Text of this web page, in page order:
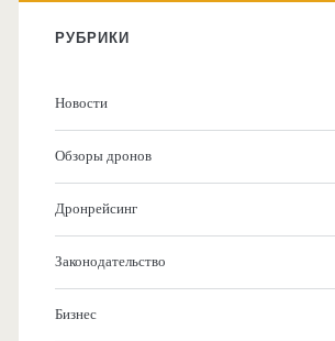
РУБРИКИ
Новости
Обзоры дронов
Дронрейсинг
Законодательство
Бизнес